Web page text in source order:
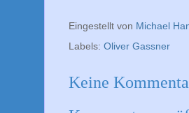
Eingestellt von Michael
Labels: Oliver Gassner
Keine